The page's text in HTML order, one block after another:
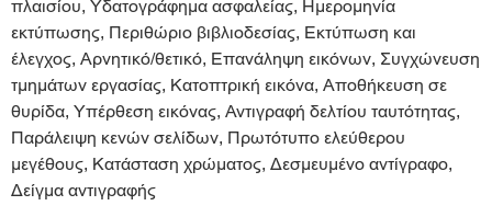
πλαισίου, Υδατογράφημα ασφαλείας, Ημερομηνία
εκτύπωσης, Περιθώριο βιβλιοδεσίας, Εκτύπωση και
έλεγχος, Αρνητικό/θετικό, Επανάληψη εικόνων, Συγχώνευση
τμημάτων εργασίας, Κατοπτρική εικόνα, Αποθήκευση σε
θυρίδα, Υπέρθεση εικόνας, Αντιγραφή δελτίου ταυτότητας,
Παράλειψη κενών σελίδων, Πρωτότυπο ελεύθερου
μεγέθους, Κατάσταση χρώματος, Δεσμευμένο αντίγραφο,
Δείγμα αντιγραφής